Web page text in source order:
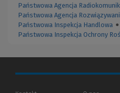
Państwowa Agencja
Państwowa Agencja
Państwowa Inspekcja Handlowa ●
Państwowa Inspekcja Ochrony